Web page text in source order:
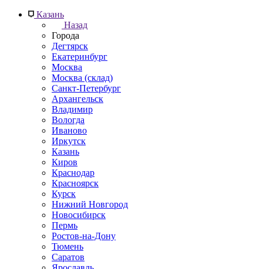
Казань
Назад
Города
Дегтярск
Екатеринбург
Москва
Москва (склад)
Санкт-Петербург
Архангельск
Владимир
Вологда
Иваново
Иркутск
Казань
Киров
Краснодар
Красноярск
Курск
Нижний Новгород
Новосибирск
Пермь
Ростов-на-Дону
Тюмень
Саратов